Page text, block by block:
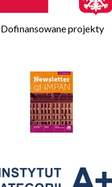
Dofinansowane projekty